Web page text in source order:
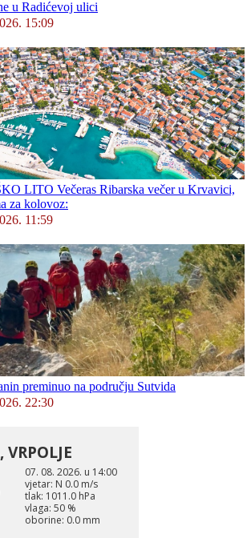
u Radićevoj ulici
15:09
LITO Večeras Ribarska večer u Krvavici,
za kolovoz:
11:59
preminuo na području Sutvida
22:30